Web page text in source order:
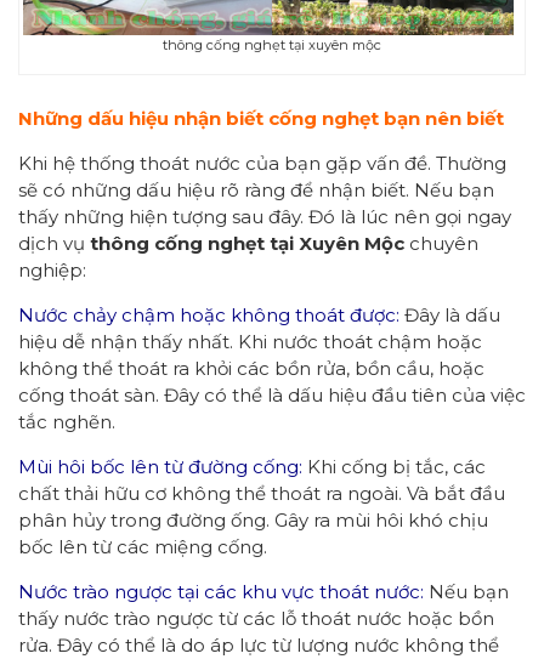
thông cống nghẹt tại xuyên mộc
Những dấu hiệu nhận biết cống nghẹt bạn nên biết
Khi hệ thống thoát nước của bạn gặp vấn đề. Thường
sẽ có những dấu hiệu rõ ràng để nhận biết. Nếu bạn
thấy những hiện tượng sau đây. Đó là lúc nên gọi ngay
dịch vụ thông cống nghẹt tại Xuyên Mộc chuyên
nghiệp:
Nước chảy chậm hoặc không thoát được: Đây là dấu
hiệu dễ nhận thấy nhất. Khi nước thoát chậm hoặc
không thể thoát ra khỏi các bồn rửa, bồn cầu, hoặc
cống thoát sàn. Đây có thể là dấu hiệu đầu tiên của việc
tắc nghẽn.
Mùi hôi bốc lên từ đường cống: Khi cống bị tắc, các
chất thải hữu cơ không thể thoát ra ngoài. Và bắt đầu
phân hủy trong đường ống. Gây ra mùi hôi khó chịu
bốc lên từ các miệng cống.
Nước trào ngược tại các khu vực thoát nước: Nếu bạn
thấy nước trào ngược từ các lỗ thoát nước hoặc bồn
rửa. Đây có thể là do áp lực từ lượng nước không thể